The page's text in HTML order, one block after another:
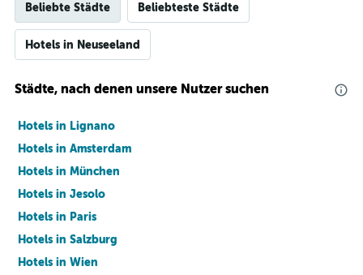
Beliebte Städte Beliebteste Städte
Hotels in Neuseeland
Städte, nach denen unsere Nutzer suchen
Hotels in Lignano
Hotels in Amsterdam
Hotels in München
Hotels in Jesolo
Hotels in Paris
Hotels in Salzburg
Hotels in Wien